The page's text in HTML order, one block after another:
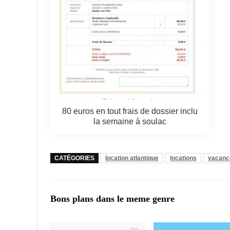
80 euros en tout frais de dossier inclu
la semaine à soulac
CATÉGORIES location atlantique locations
Bons plans dans le meme genre